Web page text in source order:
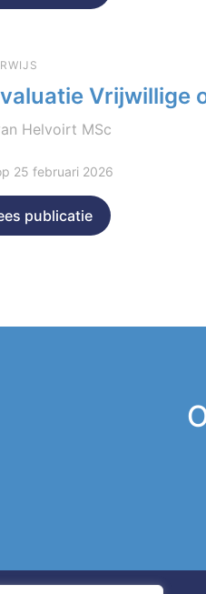
Vrijwillige
Helvoirt MSc
25 februari 2026
publicatie